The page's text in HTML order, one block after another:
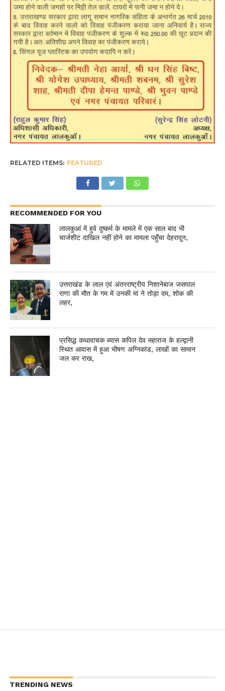
RELATED ITEMS: FEATURED
RECOMMENDED FOR YOU
लालकुआं में हुवे दुष्कर्म के मामले में एक साल बाद भी
चार्जशीट दाखिल नहीं होने का मामला पहुँचा देहरादून,
उत्तराखंड के लाल एवं अंतरराष्ट्रीय निशानेबाज जसपाल
राणा की मौत के गम में उनकी मां ने तोड़ा दम, शोक की
लहर,
प्रसिद्ध कथावाचक ब्यास कपिल देव महाराज के हल्द्वानी
स्थित आवास में हुआ भीषण अग्निकांड, लाखों का सामान
जल कर राख,
TRENDING NEWS